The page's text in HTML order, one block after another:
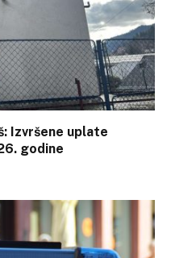
Izvršene uplate
godine